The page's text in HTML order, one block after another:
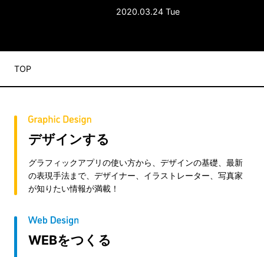
2020.03.24 Tue
TOP
デザインする
グラフィックアプリの使い方から、デザインの基礎、最新
の表現手法まで、デザイナー、イラストレーター、写真家
が知りたい情報が満載！
WEBをつくる